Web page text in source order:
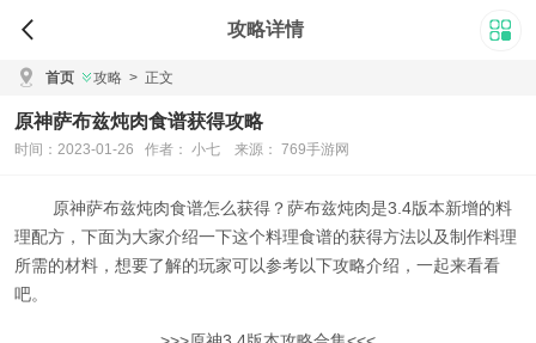
攻略详情
首页 攻略 > 正文
原神萨布兹炖肉食谱获得攻略
时间：2023-01-26 作者： 小七 来源： 769手游网
原神萨布兹炖肉食谱怎么获得？萨布兹炖肉是3.4版本新增的料
理配方，下面为大家介绍一下这个料理食谱的获得方法以及制作料理
所需的材料，想要了解的玩家可以参考以下攻略介绍，一起来看看
吧。